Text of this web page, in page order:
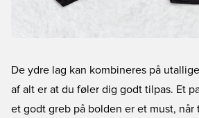
De ydre lag kan kombineres på
af alt er at du føler dig godt tilpas. Et
et godt greb på bolden er et must, når